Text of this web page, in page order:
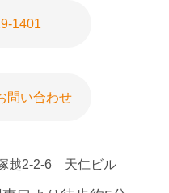
1401
問い合わせ
越2-2-6 天仁ビル